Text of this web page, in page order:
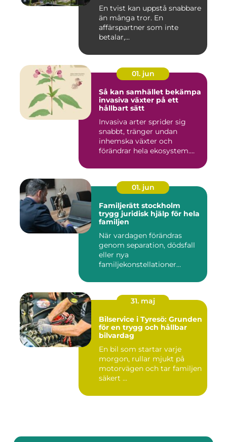
En tvist kan uppstå snabbare
än många tror. En
affärspartner som inte
betalar,...
01. jun
Så kan samhället bekämpa
invasiva växter på ett
hållbart sätt
Invasiva arter sprider sig
snabbt, tränger undan
inhemska växter och
förändrar hela ekosystem.
01. jun
Familjerätt stockholm
trygg juridisk hjälp för hela
familjen
När vardagen förändras
genom separation, dödsfall
eller nya
familjekonstellationer
31. maj
Bilservice i Tyresö: Grunden
för en trygg och hållbar
bilvardag
En bil som startar varje
morgon, rullar mjukt på
motorvägen och tar familjen
säkert ...